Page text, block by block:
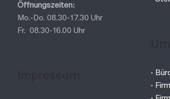
Öffnungszeiten:
Mo.-Do. 08.30-17.30 Uhr
Fr. 08.30-16.00 Uhr
•
•